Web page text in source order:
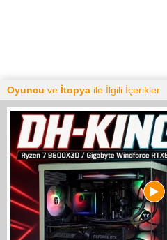
Oyuncu ve İtopya ile İlgili İçerikler